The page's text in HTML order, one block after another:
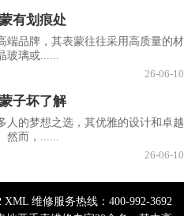
有划痕处
端品牌，其表蒙往往采用高质量的材
玻璃或......
26-06-10
子坏了解
人的梦想之选，其优雅的设计和卓越
然而，......
26-06-10
XML 维修服务热线：400-992-3692